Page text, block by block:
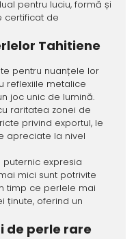
pentru luciu, formă și
certificat de
Tahitiene
pentru nuanțele lor
reflexiile metalice
joc unic de lumină.
raritatea zonei de
privind exportul, le
apreciate la nivel
expresia
mici sunt potrivite
timp ce perlele mai
ținute, oferind un
de perle rare